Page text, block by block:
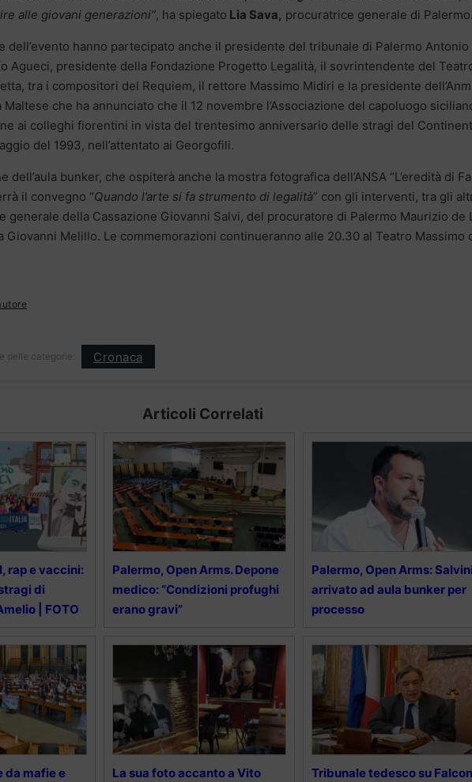
alle giovani generazioni”, ha spiegato Lia Sava, procuratrice generale di Palermo.
dell’evento hanno partecipato anche il presidente del tribunale di Palermo Antonio
Agueci, presidente della Fondazione Progetto Legalità, il sovrintendente del
tra i compositori del Requiem, il rettore Massimo Midiri e la presidente dell’Anm
che ha annunciato che il 12 novembre l’Associazione del capoluogo
ai colleghi fiorentini in vista del trentesimo anniversario delle stragi del
del 1993, nell’attentato ai Georgofili.
dell’aula bunker, che ospiterà anche la mostra fotografica dell’ANSA “L’eredità di
il convegno “Quando l’arte si fa strumento di legalità” con gli interventi, tra gli
generale della Cassazione Giovanni Salvi, del procuratore di Palermo Maurizio de
Giovanni Melillo. Le commemorazioni continueranno alle 20.30 al Teatro Massimo
delle categorie: Cronaca
Articoli Correlati
rap e vaccini:
di
| FOTO
Palermo, Open Arms. Depone
medico: “Condizioni profughi
erano gravi”
Palermo, Open Arms: Salvini
arrivato ad aula bunker per
processo
da mafie e
La sua foto accanto a Vito
Tribunale tedesco su